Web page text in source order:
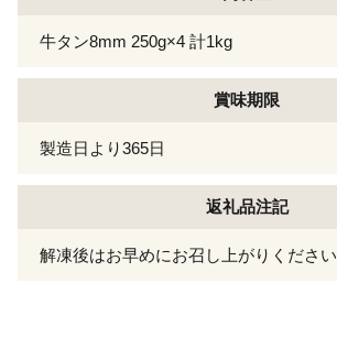
牛タン8mm 250g×4 計1kg
賞味期限
製造日より365日
返礼品注記
解凍後はお早めにお召し上がりください